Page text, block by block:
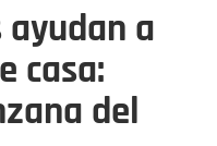
ayudan a
casa:
del